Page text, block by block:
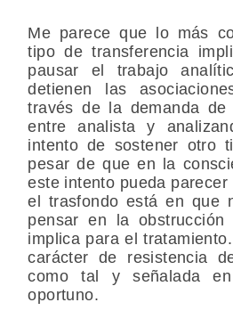
Me parece que lo más
tipo de transferencia
pausar el trabajo
detienen las
través de la demanda
entre analista y
intento de sostener otro
pesar de que en la
este intento pueda
el trasfondo está en que
pensar en la obstrucción
implica para el
carácter de resistencia
como tal y señalada
oportuno.